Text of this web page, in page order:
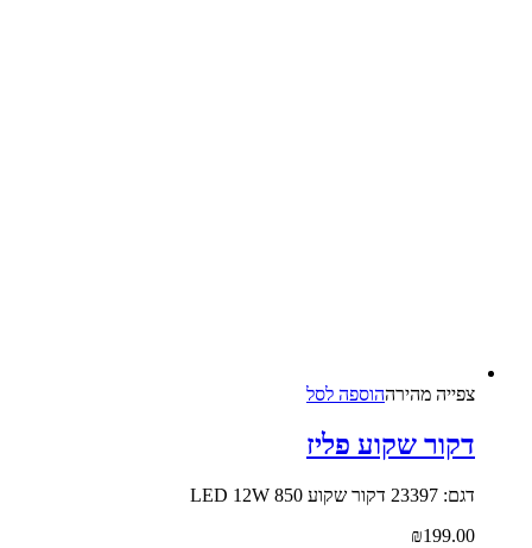
צפייה‬ ‫מהירה‬הוספה לסל
דקור שקוע פליז
דגם: 23397 דקור שקוע LED 12W 850
₪199.00